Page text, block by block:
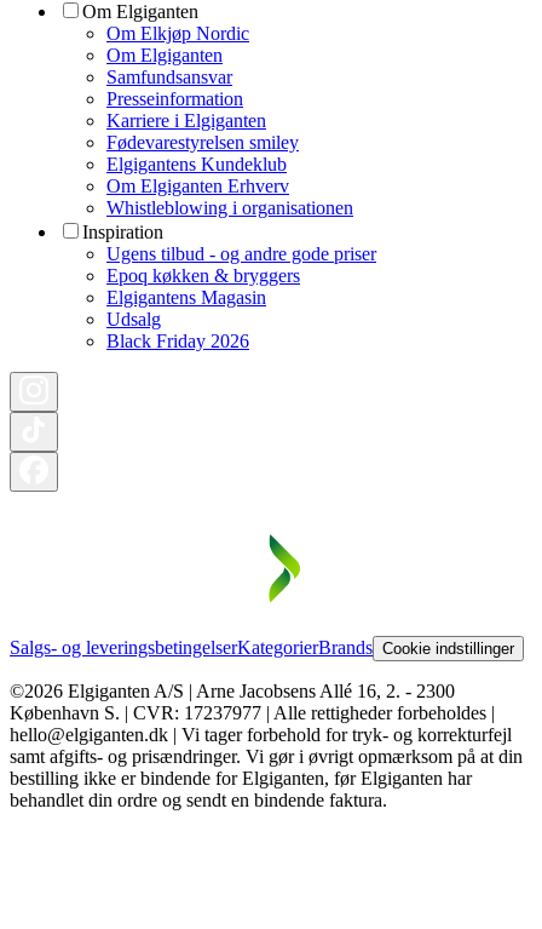
Om Elgiganten
Om Elkjøp Nordic
Om Elgiganten
Samfundsansvar
Presseinformation
Karriere i Elgiganten
Fødevarestyrelsen smiley
Elgigantens Kundeklub
Om Elgiganten Erhverv
Whistleblowing i organisationen
Inspiration
Ugens tilbud - og andre gode priser
Epoq køkken & bryggers
Elgigantens Magasin
Udsalg
Black Friday 2026
Salgs- og leveringsbetingelserKategorierBrands Cookie indstillinger
©2026 Elgiganten A/S | Arne Jacobsens Allé 16, 2. - 2300
København S. | CVR: 17237977 | Alle rettigheder forbeholdes |
hello@elgiganten.dk | Vi tager forbehold for tryk- og korrekturfejl
samt afgifts- og prisændringer. Vi gør i øvrigt opmærksom på at din
bestilling ikke er bindende for Elgiganten, før Elgiganten har
behandlet din ordre og sendt en bindende faktura.